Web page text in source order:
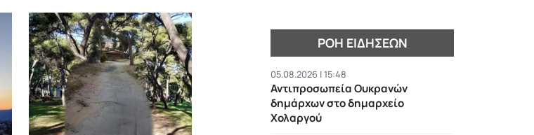
ΡΟΉ ΕΙΔΉΣΕΩΝ
05.08.2026 | 15:48
Αντιπροσωπεία Ουκρανών
δημάρχων στο δημαρχείο
Χολαργού